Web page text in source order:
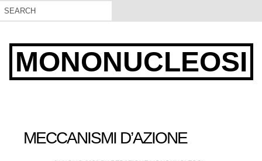
MONONUCLEOSI
MECCANISMI D’AZIONE